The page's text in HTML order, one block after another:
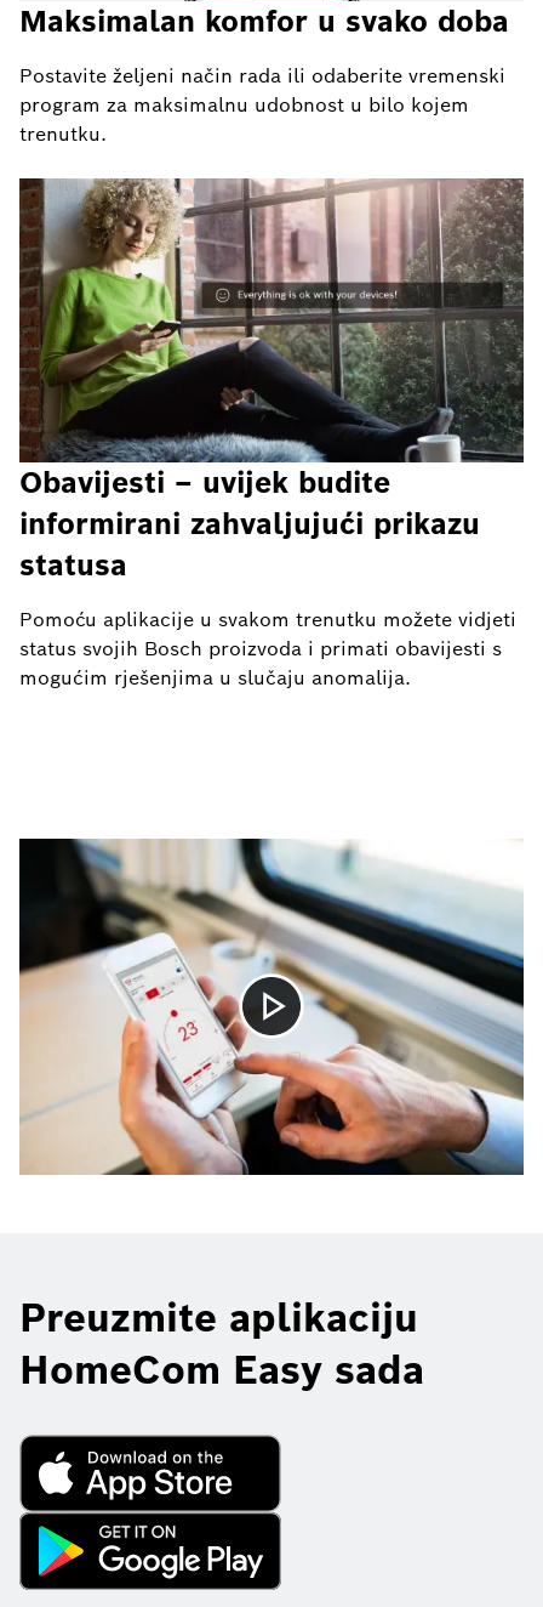
Maksimalan komfor u svako doba
Postavite željeni način rada ili odaberite vremenski
program za maksimalnu udobnost u bilo kojem
trenutku.
Obavijesti – uvijek budite
informirani zahvaljujući prikazu
statusa
Pomoću aplikacije u svakom trenutku možete vidjeti
status svojih Bosch proizvoda i primati obavijesti s
mogućim rješenjima u slučaju anomalija.
Preuzmite aplikaciju
HomeCom Easy sada